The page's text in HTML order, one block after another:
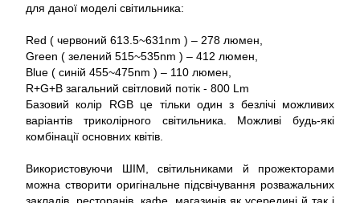
для даної моделі світильника:
Red ( червоний 613.5~631nm ) – 278 люмен,
Green ( зелений 515~535nm ) – 412 люмен,
Blue ( синій 455~475nm ) – 110 люмен,
R+G+B загальний світловий потік - 800 Lm
Базовий колір RGB це тільки один з безлічі можливих
варіантів триколірного світильника. Можливі будь-які
комбінації основних квітів.
Використовуючи ШІМ, світильниками й прожекторами
можна створити оригінальне підсвічування розважальних
закладів, ресторанів, кафе, магазинів як усередині й так і